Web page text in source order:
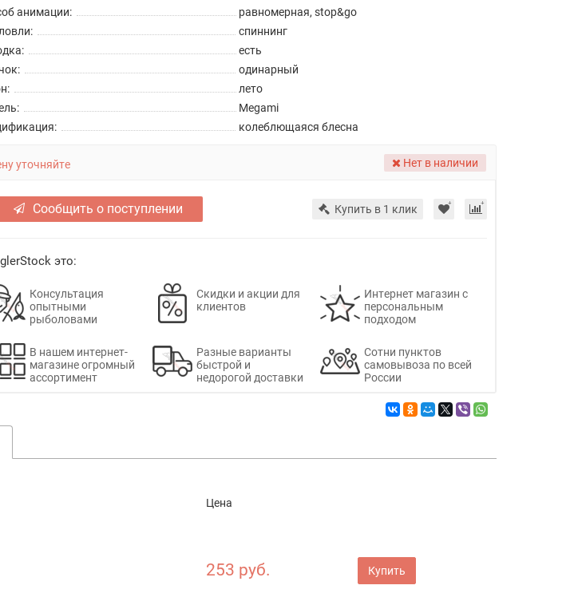
анимации:
равномерная, stop&go
спиннинг
есть
одинарный
лето
Megami
колеблющаяся блесна
уточняйте Нет в наличии
Сообщить о поступлении Купить в 1 клик
это:
Консультация
опытными
рыболовами
Скидки и акции для
клиентов
Интернет магазин с
персональным
подходом
В нашем интернет-
магазине огромный
ассортимент
Разные варианты
быстрой и
недорогой доставки
Сотни пунктов
самовывоза по всей
России
Цена
253 руб. Купить